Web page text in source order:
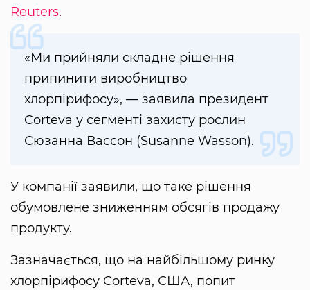
Reuters.
«Ми прийняли складне рішення
припинити виробництво
хлорпірифосу», — заявила президент
Corteva у сегменті захисту рослин
Сюзанна Вассон (Susanne Wasson).
У компанії заявили, що таке рішення
обумовлене зниженням обсягів продажу
продукту.
Зазначається, що на найбільшому ринку
хлорпірифосу Corteva, США, попит